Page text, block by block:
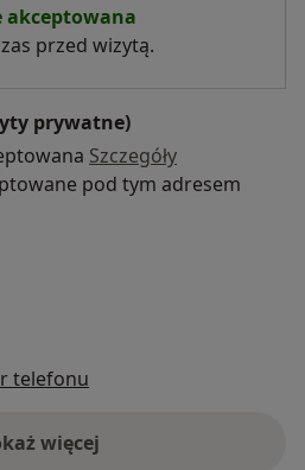
akceptowana
przed wizytą.
prywatne)
Szczegóły
pod tym adresem
telefonu
więcej
o adresie